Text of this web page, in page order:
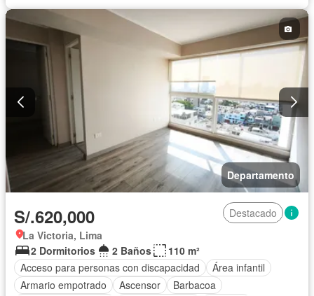
Departamento
S/.620,000
Destacado
La Victoria, Lima
2 Dormitorios
2 Baños
110 m²
Acceso para personas con discapacidad
Área infantil
Armario empotrado
Ascensor
Barbacoa